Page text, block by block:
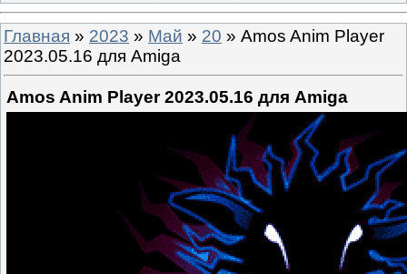
Главная » 2023 » Май » 20 » Amos Anim Player
2023.05.16 для Amiga
Amos Anim Player 2023.05.16 для Amiga